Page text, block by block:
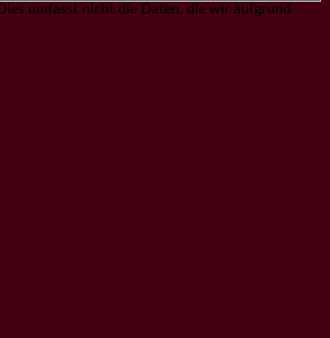
umfasst nicht die Daten, die wir aufgrund